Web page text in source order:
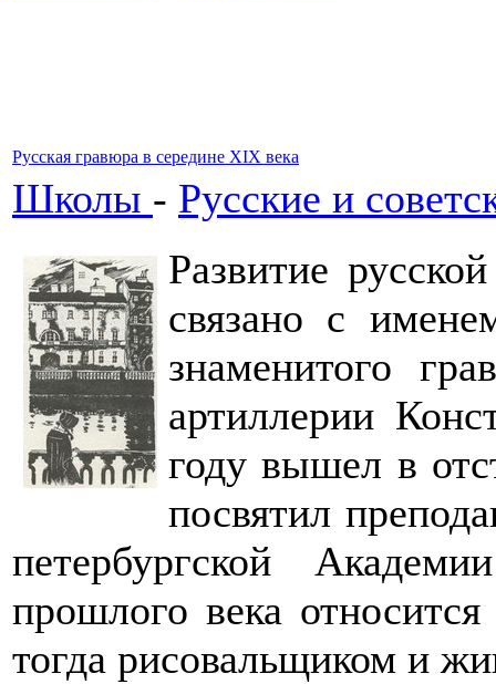
Русская гравюра в середине XIX века
Школы - Русские и
Развитие
связано с
знаменитого
артиллерии
году вышел в
посвятил
петербургской
прошлого века
тогда рисовальщиком и